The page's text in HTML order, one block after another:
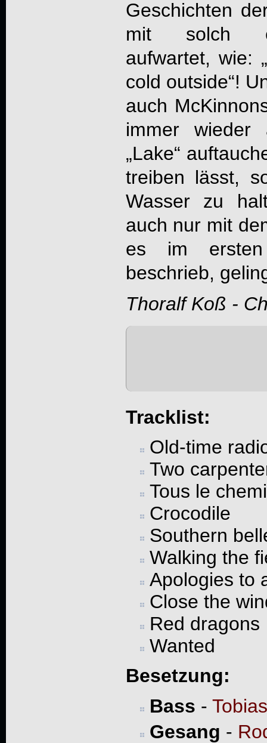
Geschichten
mit solch
aufwartet, wie:
cold outside“!
auch
immer wieder
„Lake“
treiben lässt,
Wasser zu
auch nur mit
es im
beschrieb,
Thoralf Koß -
Tracklist:
Old-time
Two
Tous le
Crocodile
Southern
Walking the
Apologies to
Close the
Red dragons
Wanted
Besetzung:
Bass -
Gesang -